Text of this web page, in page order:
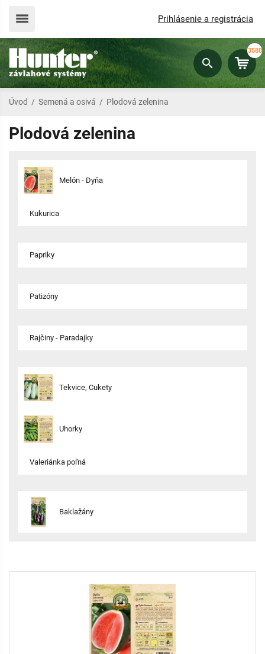
Prihlásenie a registrácia
3588
Úvod / Semená a osivá / Plodová zelenina
Plodová zelenina
Melón - Dyňa
Kukurica
Papriky
Patizóny
Rajčiny - Paradajky
Tekvice, Cukety
Uhorky
Valeriánka poľná
Baklažány